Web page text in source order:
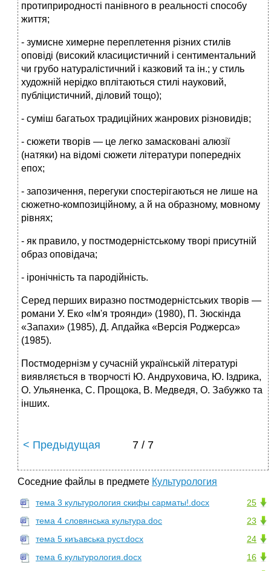
протиприродності панівного в реальності способу
життя;
- зумисне химерне переплетення різних стилів
оповіді (високий класицистичний і сентиментальний
чи грубо натуралістичний і казковий та ін.; у стиль
художній нерідко вплітаються стилі науковий,
публіцистичний, діловий тощо);
- суміш багатьох традиційних жанрових різновидів;
- сюжети творів — це легко замасковані алюзії
(натяки) на відомі сюжети літератури попередніх
епох;
- запозичення, перегуки спостерігаються не лише на
сюжетно-композиційному, а й на образному, мовному
рівнях;
- як правило, у постмодерністському творі присутній
образ оповідача;
- іронічність та пародійність.
Серед перших виразно постмодерністських творів —
романи У. Еко «Ім'я троянди» (1980), П. Зюскінда
«Запахи» (1985), Д. Апдайка «Версія Роджерса»
(1985).
Постмодернізм у сучасній українській літературі
виявляється в творчості Ю. Андруховича, Ю. Іздрика,
О. Ульяненка, С. Прощока, В. Медведя, О. Забужко та
інших.
< Предыдущая 7 / 7
Соседние файлы в предмете Культурология
25
тема 3 культурология скифы сарматы!.docx
23
тема 4 словянська культура.doc
24
тема 5 киъавська руст.docx
16
тема 6 культурология.docx